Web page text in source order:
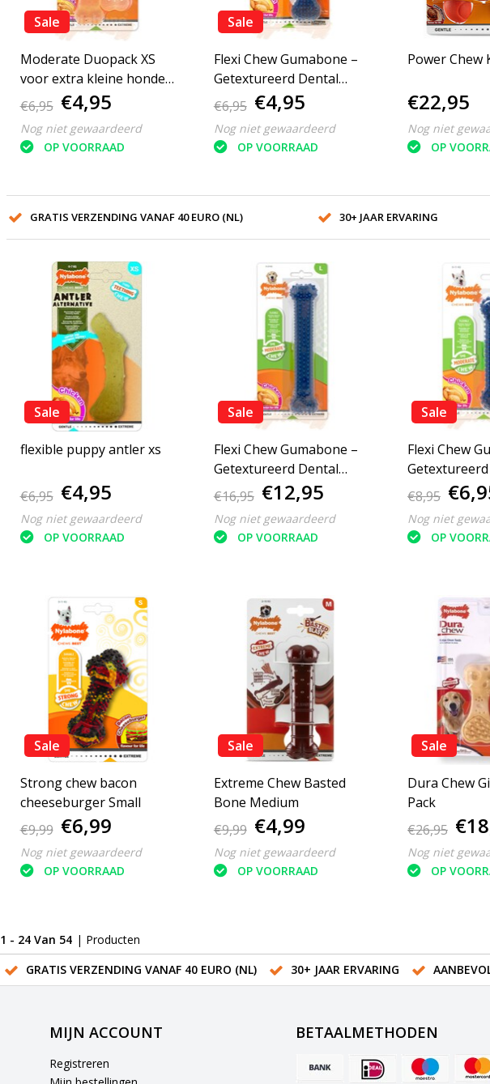
Sale
Moderate Duopack XS
voor extra kleine honden
tot 7 kg
€6,95 €4,95
Nog niet gewaardeerd
OP VOORRAAD
Sale
Flexi Chew Gumabone –
Getextureerd Dental
Kauwbot XS
€6,95 €4,95
Nog niet gewaardeerd
OP VOORRAAD
Power Chew
€22,95
Nog niet
OP
GRATIS VERZENDING VANAF 40 EURO (NL) 30+ JAAR ERVARING
Sale
flexible puppy antler xs
€6,95 €4,95
Nog niet gewaardeerd
OP VOORRAAD
Sale
Flexi Chew Gumabone –
Getextureerd Dental
Kauwbot L
€16,95 €12,95
Nog niet gewaardeerd
OP VOORRAAD
Sale
Flexi Chew
Kauwbot S
€8,95
Nog niet
OP
Sale
Strong chew bacon
cheeseburger Small
€9,99 €6,99
Nog niet gewaardeerd
OP VOORRAAD
Sale
Extreme Chew Basted
Bone Medium
€9,99 €4,99
Nog niet gewaardeerd
OP VOORRAAD
Sale
Dura Chew
Pack
€26,95
Nog niet
OP
1 - 24 Van 54 | Producten
GRATIS VERZENDING VANAF 40 EURO (NL)
30+ JAAR ERVARING
MIJN ACCOUNT
Registreren
BETAALMETHODEN